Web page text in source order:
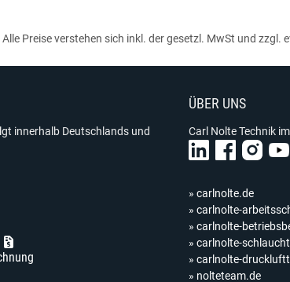
Alle Preise verstehen sich inkl. der gesetzl. MwSt und zzgl.
innerhalb Deutschlands und
ÜBER UNS
Carl Nolte Technik
» carlnolte.de
» carlnolte-
» carlnolte-
» carlnolte-
» carlnolte-
» nolteteam.de